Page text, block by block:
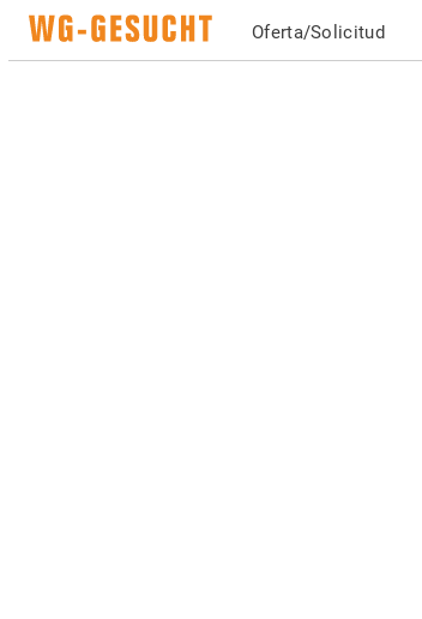
Oferta/Solicitud